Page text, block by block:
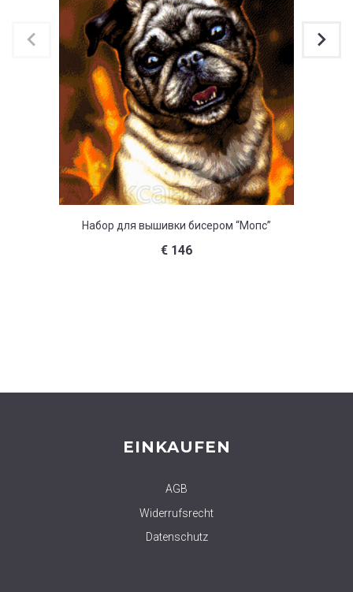
Набор для вышивки бисером “Мопс”
€ 146
EINKAUFEN
AGB
Widerrufsrecht
Datenschutz